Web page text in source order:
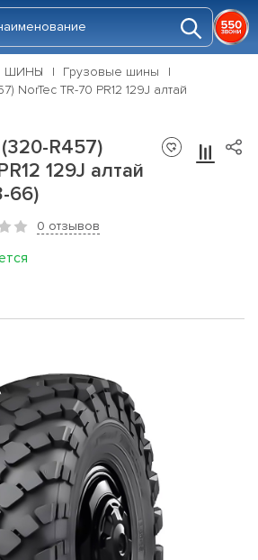
ШИНЫ
Грузовые шины
NorTec TR-70 PR12 129J алтай
R457)
129J алтай
66)
0 отзывов